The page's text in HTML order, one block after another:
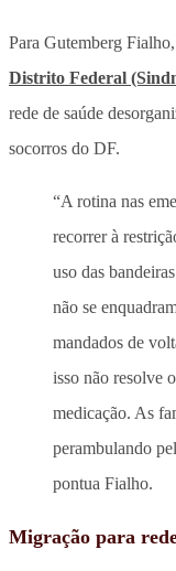
Para Gutemberg
Distrito Federal
rede de saúde
socorros do DF.
“A rotina nas
recorrer à
uso das
não se
mandados de
isso não resolve
medicação. As
perambulando
pontua Fialho.
Migração para